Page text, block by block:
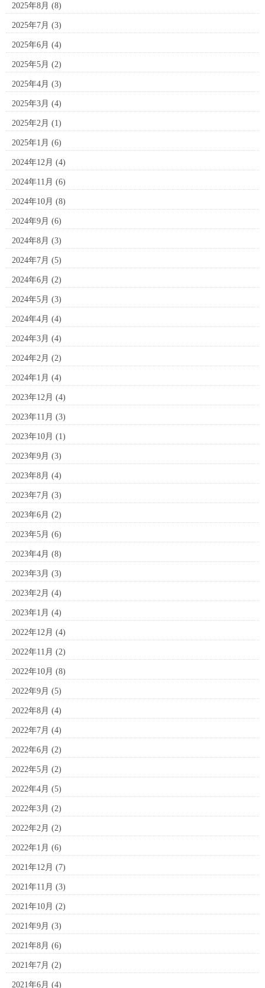
2025年8月 (8)
2025年7月 (3)
2025年6月 (4)
2025年5月 (2)
2025年4月 (3)
2025年3月 (4)
2025年2月 (1)
2025年1月 (6)
2024年12月 (4)
2024年11月 (6)
2024年10月 (8)
2024年9月 (6)
2024年8月 (3)
2024年7月 (5)
2024年6月 (2)
2024年5月 (3)
2024年4月 (4)
2024年3月 (4)
2024年2月 (2)
2024年1月 (4)
2023年12月 (4)
2023年11月 (3)
2023年10月 (1)
2023年9月 (3)
2023年8月 (4)
2023年7月 (3)
2023年6月 (2)
2023年5月 (6)
2023年4月 (8)
2023年3月 (3)
2023年2月 (4)
2023年1月 (4)
2022年12月 (4)
2022年11月 (2)
2022年10月 (8)
2022年9月 (5)
2022年8月 (4)
2022年7月 (4)
2022年6月 (2)
2022年5月 (2)
2022年4月 (5)
2022年3月 (2)
2022年2月 (2)
2022年1月 (6)
2021年12月 (7)
2021年11月 (3)
2021年10月 (2)
2021年9月 (3)
2021年8月 (6)
2021年7月 (2)
2021年6月 (4)